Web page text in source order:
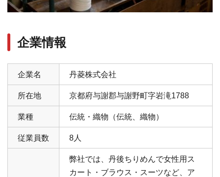
企業情報
企業名 丹菱株式会社
所在地 京都府与謝郡与謝野町字岩滝1788
業種 伝統・織物（伝統、織物）
従業員数 8人
弊社では、丹後ちりめんで女性用ス
カート・ブラウス・スーツなど、ア